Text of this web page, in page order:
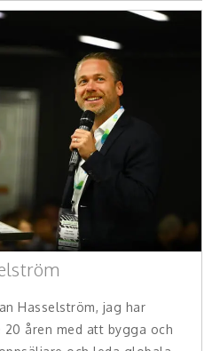
Hasselström, jag har
20 åren med att bygga och